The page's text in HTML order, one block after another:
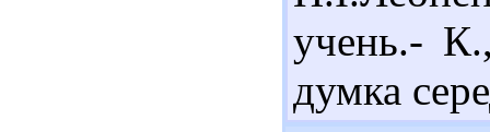
учень.-
думка